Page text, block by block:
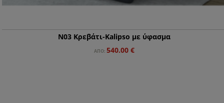
N03 Κρεβάτι-Κalipso με ύφασμα
ΑΠΌ: 540.00 €